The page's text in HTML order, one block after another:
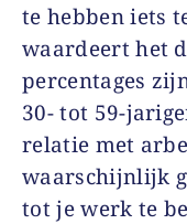
te hebben iets
waardeert het
percentages
30- tot 59-
relatie met
waarschijnlijk
tot je werk te